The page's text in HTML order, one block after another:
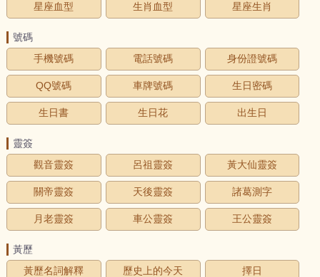
星座血型 生肖血型 星座生肖
號碼
手機號碼
電話號碼 身份證號碼
QQ號碼 車牌號碼 生日密碼
生日書 生日花 出生日
靈簽
觀音靈簽
呂祖靈簽 黃大仙靈簽
關帝靈簽 天後靈簽 諸葛測字
月老靈簽 車公靈簽 王公靈簽
黃歷
黃歷名詞解釋
歷史上的今天 擇日